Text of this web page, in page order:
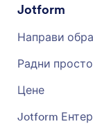
Jotform
Направи
Радни
Цене
Jotform